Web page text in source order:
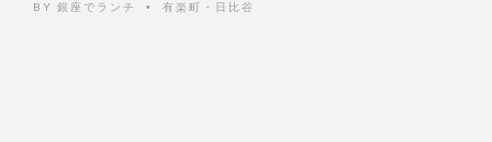
BY 銀座でランチ • 有楽町・日比谷